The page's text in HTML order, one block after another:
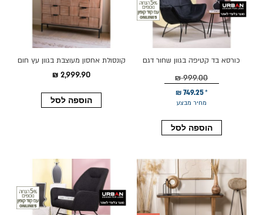
כורסא בד קטיפה בגוון שחור דגם
מחיר מבצע
749.25 ₪
999.00 ₪
הוספה לסל
קונסולת אחסון מעוצבת בגוון עץ חום
דגם 249003
2,999.90 ₪
הוספה לסל